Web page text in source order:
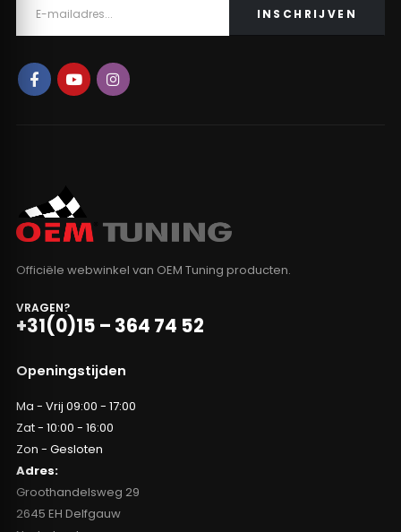
Officiële webwinkel van OEM Tuning producten.
VRAGEN?
+31(0)15 – 364 74 52
Openingstijden
Ma - Vrij 09:00 - 17:00
Zat - 10:00 - 16:00
Zon - Gesloten
Adres:
Groothandelsweg 29
2645 EH Delfgauw